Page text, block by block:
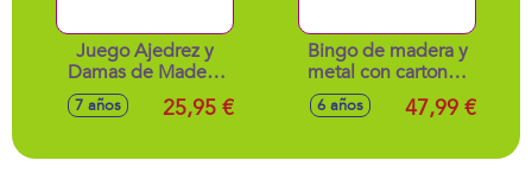
Juego Ajedrez y
Damas de Madera
en caja de metal
25,5x25,5 cm
7 años 25,95 €
Bingo de madera y
metal con cartones
26x24x33 cm
6 años 47,99 €